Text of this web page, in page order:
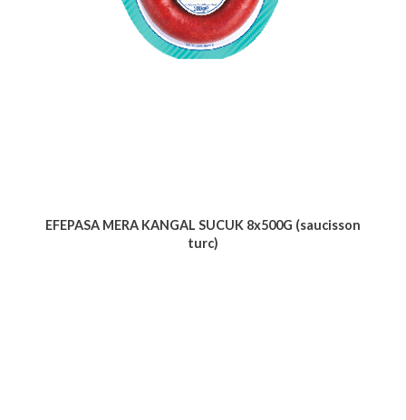
EFEPASA MERA KANGAL SUCUK 8x500G (saucisson
turc)